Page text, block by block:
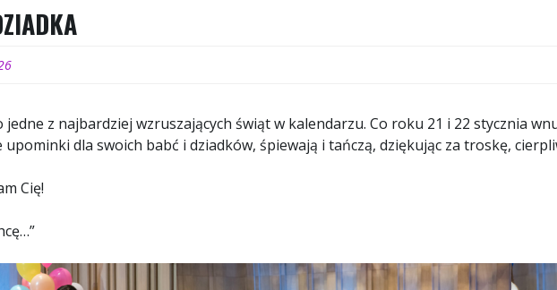
z najbardziej wzruszających świąt w kalendarzu. Co roku 21 i 22 stycznia
dla swoich babć i dziadków, śpiewają i tańczą, dziękując za troskę,
Cię!